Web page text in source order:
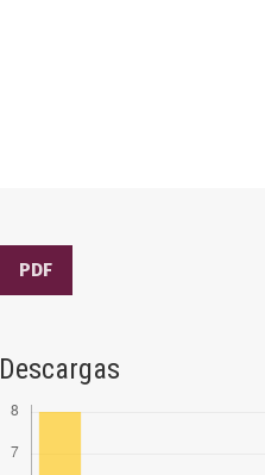
PDF
Descargas